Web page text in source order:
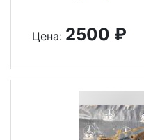
Цена: 2500 ₽